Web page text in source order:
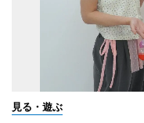
見る・遊ぶ